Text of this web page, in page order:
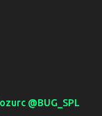
@BUG_SPL